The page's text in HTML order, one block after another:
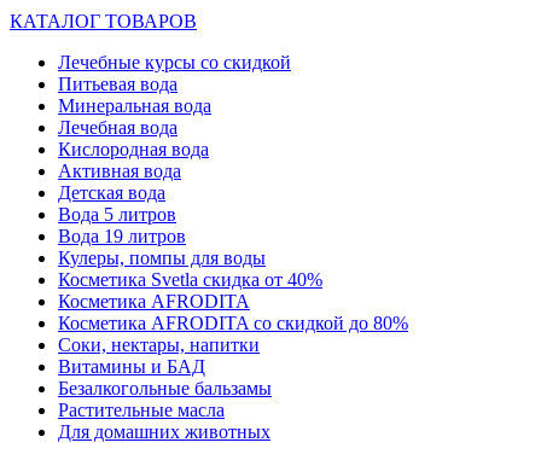
КАТАЛОГ ТОВАРОВ
Лечебные курсы со скидкой
Питьевая вода
Минеральная вода
Лечебная вода
Кислородная вода
Активная вода
Детская вода
Вода 5 литров
Вода 19 литров
Кулеры, помпы для воды
Косметика Svetla скидка от 40%
Косметика AFRODITA
Косметика AFRODITA со скидкой до 80%
Соки, нектары, напитки
Витамины и БАД
Безалкогольные бальзамы
Растительные масла
Для домашних животных